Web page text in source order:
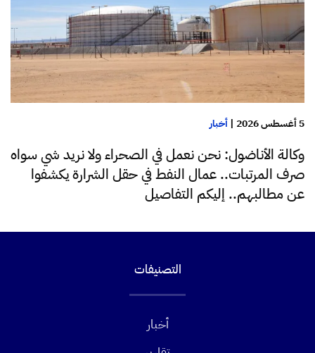
5 أغسطس 2026 | أخبار
وكالة الأناضول: نحن نعمل في الصحراء ولا نريد شي سواه
صرف المرتبات.. عمال النفط في حقل الشرارة يكشفوا
عن مطالبهم.. إليكم التفاصيل
التصنيفات
أخبار